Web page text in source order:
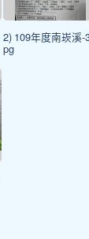
2) 109年度南崁溪-
pg